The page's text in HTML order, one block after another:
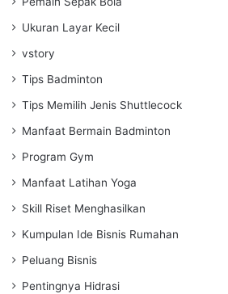
Ukuran Layar Kecil
vstory
Tips Badminton
Tips Memilih Jenis Shuttlecock
Manfaat Bermain Badminton
Program Gym
Manfaat Latihan Yoga
Skill Riset Menghasilkan
Kumpulan Ide Bisnis Rumahan
Peluang Bisnis
Pentingnya Hidrasi